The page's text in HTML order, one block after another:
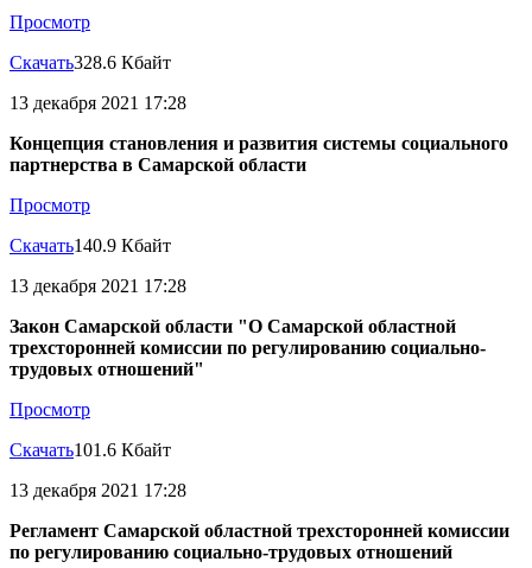
Просмотр
Скачать328.6 Кбайт
13 декабря 2021 17:28
Концепция становления и развития системы социального
партнерства в Cамарской области
Просмотр
Скачать140.9 Кбайт
13 декабря 2021 17:28
Закон Самарской области "О Самарской областной
трехсторонней комиссии по регулированию социально-
трудовых отношений"
Просмотр
Скачать101.6 Кбайт
13 декабря 2021 17:28
Регламент Самарской областной трехсторонней комиссии
по регулированию социально-трудовых отношений